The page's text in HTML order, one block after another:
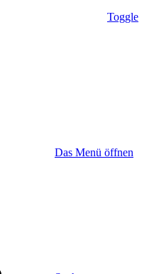
Toggle
Das Menü öffnen